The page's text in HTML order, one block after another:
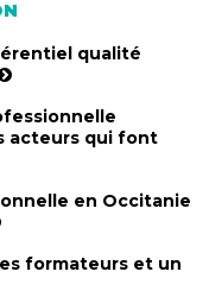
qualité
acteurs qui font
en Occitanie
formateurs et un